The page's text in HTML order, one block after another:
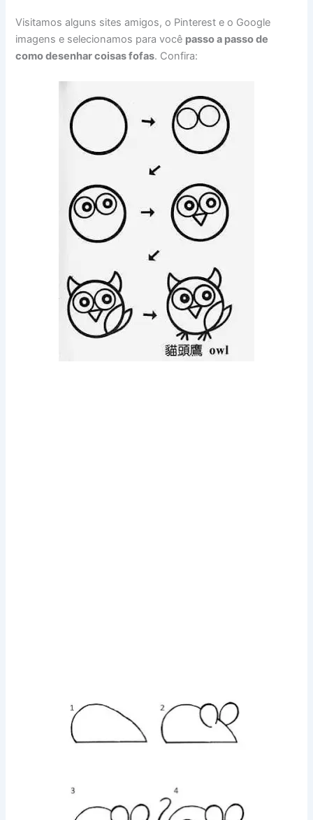
Visitamos alguns sites amigos, o Pinterest e o Google
imagens e selecionamos para você passo a passo de
como desenhar coisas fofas. Confira: